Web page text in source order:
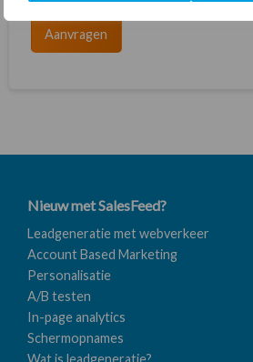
Aanvragen
Nieuw met SalesFeed?
Leadgeneratie met webverkeer
Account Based Marketing
Personalisatie
A/B testen
In-page analytics
Schermopnames
Wat is leadgeneratie?